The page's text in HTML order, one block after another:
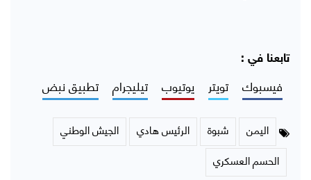
تابعنا في :
فيسبوك تويتر يوتيوب تيليجرام تطبيق نبض
اليمن شبوة الرئيس هادي
الجيش الوطني
الحسم العسكري